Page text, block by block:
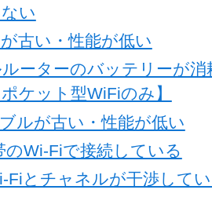
い
古い・性能が低い
ーターのバッテリーが消
ケット型WiFiのみ】
ルが古い・性能が低い
のWi-Fiで接続している
Fiとチャネルが干渉して